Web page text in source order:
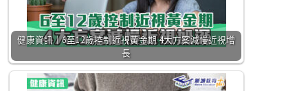
健康資訊｜6至12歲控制近視黃金期 4大方案減慢近視增
長